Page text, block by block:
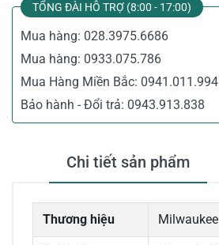
TỔNG ĐÀI HỖ TRỢ (8:00 - 17:00)
Mua hàng: 028.3975.6686
Mua hàng: 0933.075.786
Mua Hàng Miền Bắc: 0941.011.994
Bảo hành - Đổi trả: 0943.913.838
Chi tiết sản phẩm
Thương hiệu Milwaukee